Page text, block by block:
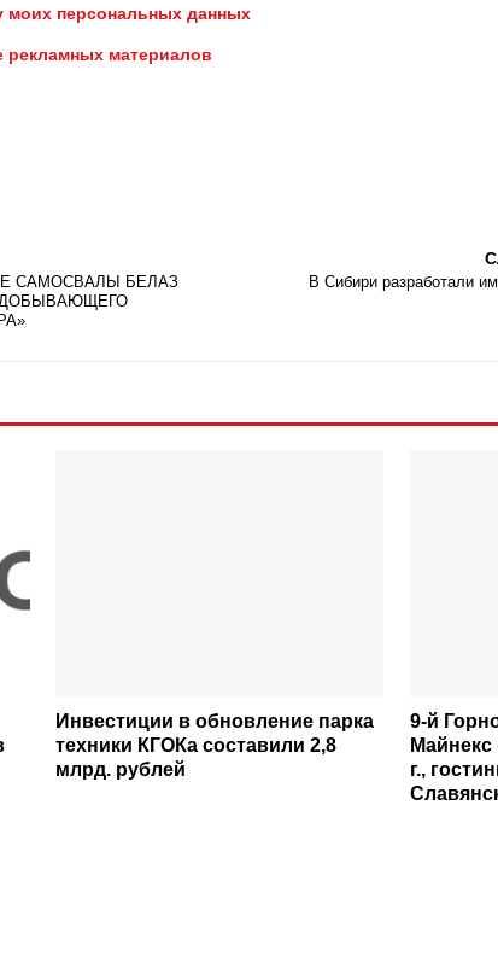
моих персональных данных
рекламных материалов
САМОСВАЛЫ БЕЛАЗ
В Сибири разработали
Инвестиции в обновление парка
техники КГОКа составили 2,8
млрд. рублей
9-й
Майнекс
г.,